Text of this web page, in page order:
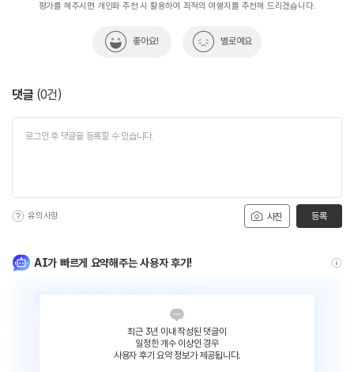
평가를 해주시면 개인화 추천 시 활용하여 최적의 여행지를 추천해 드리겠습니다.
좋아요! 별로예요
댓글 (0건)
사진
유의사항 등록
AI가 빠르게 요약해주는 사용자 후기!
최근 3년 이내 작성된 댓글이
일정한 개수 이상인 경우
사용자 후기 요약 정보가 제공됩니다.